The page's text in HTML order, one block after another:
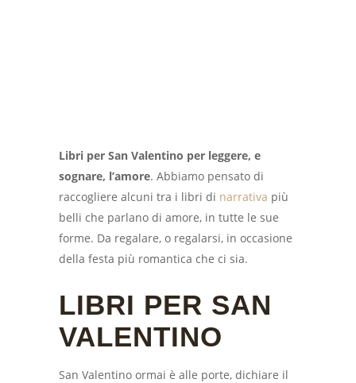
Libri per San Valentino per leggere, e
sognare, l’amore. Abbiamo pensato di
raccogliere alcuni tra i libri di narrativa più
belli che parlano di amore, in tutte le sue
forme. Da regalare, o regalarsi, in occasione
della festa più romantica che ci sia.
LIBRI PER SAN
VALENTINO
San Valentino ormai è alle porte, dichiare il